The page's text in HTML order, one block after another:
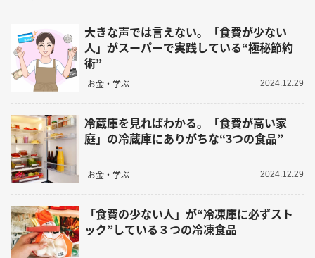
大きな声では言えない。「食費が少ない
人」がスーパーで実践している“極秘節約
術”
お金・学ぶ 2024.12.29
冷蔵庫を見ればわかる。「食費が高い家
庭」の冷蔵庫にありがちな“3つの食品”
お金・学ぶ 2024.12.29
「食費の少ない人」が“冷凍庫に必ずスト
ック”している３つの冷凍食品